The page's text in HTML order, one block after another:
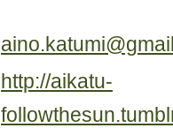
http://aikatu-